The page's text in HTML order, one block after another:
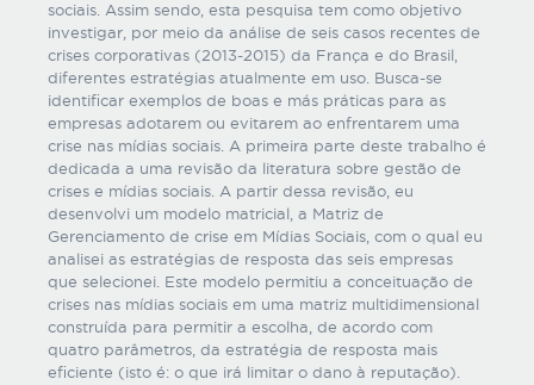
sociais. Assim sendo, esta pesquisa tem como objetivo
investigar, por meio da análise de seis casos recentes de
crises corporativas (2013-2015) da França e do Brasil,
diferentes estratégias atualmente em uso. Busca-se
identificar exemplos de boas e más práticas para as
empresas adotarem ou evitarem ao enfrentarem uma
crise nas mídias sociais. A primeira parte deste trabalho é
dedicada a uma revisão da literatura sobre gestão de
crises e mídias sociais. A partir dessa revisão, eu
desenvolvi um modelo matricial, a Matriz de
Gerenciamento de crise em Mídias Sociais, com o qual eu
analisei as estratégias de resposta das seis empresas
que selecionei. Este modelo permitiu a conceituação de
crises nas mídias sociais em uma matriz multidimensional
construída para permitir a escolha, de acordo com
quatro parâmetros, da estratégia de resposta mais
eficiente (isto é: o que irá limitar o dano à reputação).